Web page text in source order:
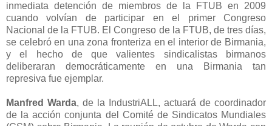
inmediata detención de miembros de la FTUB en 2009
cuando volvían de participar en el primer Congreso
Nacional de la FTUB. El Congreso de la FTUB, de tres días,
se celebró en una zona fronteriza en el interior de Birmania,
y el hecho de que valientes sindicalistas birmanos
deliberaran democráticamente en una Birmania tan
represiva fue ejemplar.
Manfred Warda, de la IndustriALL, actuará de coordinador
de la acción conjunta del Comité de Sindicatos Mundiales